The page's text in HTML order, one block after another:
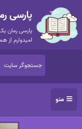
پارسی
پارسی رمان
امیدوارم از
منو